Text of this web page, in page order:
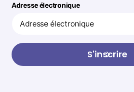
Adresse électronique
S'inscrire